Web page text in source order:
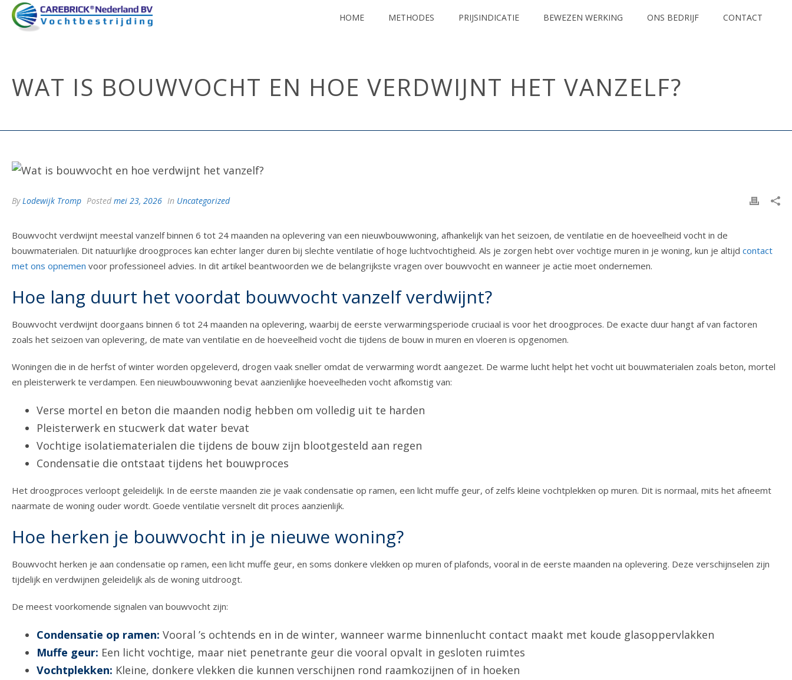
HOME METHODES PRIJSINDICATIE BEWEZEN WERKING ONS BEDRIJF CONTACT
WAT IS BOUWVOCHT EN HOE VERDWIJNT HET VANZELF?
ByLodewijk Tromp Posted mei 23, 2026 In Uncategorized
Bouwvocht verdwijnt meestal vanzelf binnen 6 tot 24 maanden na oplevering van een nieuwbouwwoning, afhankelijk van het seizoen, de ventilatie en de hoeveelheid vocht in de
bouwmaterialen. Dit natuurlijke droogproces kan echter langer duren bij slechte ventilatie of hoge luchtvochtigheid. Als je zorgen hebt over vochtige muren in je woning, kun je altijd contact
met ons opnemen voor professioneel advies. In dit artikel beantwoorden we de belangrijkste vragen over bouwvocht en wanneer je actie moet ondernemen.
Hoe lang duurt het voordat bouwvocht vanzelf verdwijnt?
Bouwvocht verdwijnt doorgaans binnen 6 tot 24 maanden na oplevering, waarbij de eerste verwarmingsperiode cruciaal is voor het droogproces. De exacte duur hangt af van factoren
zoals het seizoen van oplevering, de mate van ventilatie en de hoeveelheid vocht die tijdens de bouw in muren en vloeren is opgenomen.
Woningen die in de herfst of winter worden opgeleverd, drogen vaak sneller omdat de verwarming wordt aangezet. De warme lucht helpt het vocht uit bouwmaterialen zoals beton, mortel
en pleisterwerk te verdampen. Een nieuwbouwwoning bevat aanzienlijke hoeveelheden vocht afkomstig van:
Verse mortel en beton die maanden nodig hebben om volledig uit te harden
Pleisterwerk en stucwerk dat water bevat
Vochtige isolatiematerialen die tijdens de bouw zijn blootgesteld aan regen
Condensatie die ontstaat tijdens het bouwproces
Het droogproces verloopt geleidelijk. In de eerste maanden zie je vaak condensatie op ramen, een licht muffe geur, of zelfs kleine vochtplekken op muren. Dit is normaal, mits het afneemt
naarmate de woning ouder wordt. Goede ventilatie versnelt dit proces aanzienlijk.
Hoe herken je bouwvocht in je nieuwe woning?
Bouwvocht herken je aan condensatie op ramen, een licht muffe geur, en soms donkere vlekken op muren of plafonds, vooral in de eerste maanden na oplevering. Deze verschijnselen zijn
tijdelijk en verdwijnen geleidelijk als de woning uitdroogt.
De meest voorkomende signalen van bouwvocht zijn:
Condensatie op ramen: Vooral ’s ochtends en in de winter, wanneer warme binnenlucht contact maakt met koude glasoppervlakken
Muffe geur: Een licht vochtige, maar niet penetrante geur die vooral opvalt in gesloten ruimtes
Vochtplekken: Kleine, donkere vlekken die kunnen verschijnen rond raamkozijnen of in hoeken